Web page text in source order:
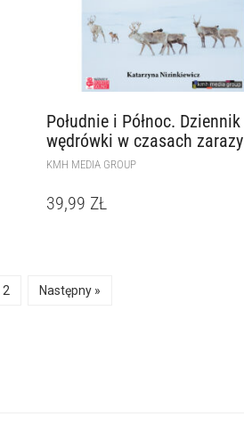
Południe i Północ. Dziennik
wędrówki w czasach zarazy
KMH MEDIA GROUP
39,99 ZŁ
2 Następny »